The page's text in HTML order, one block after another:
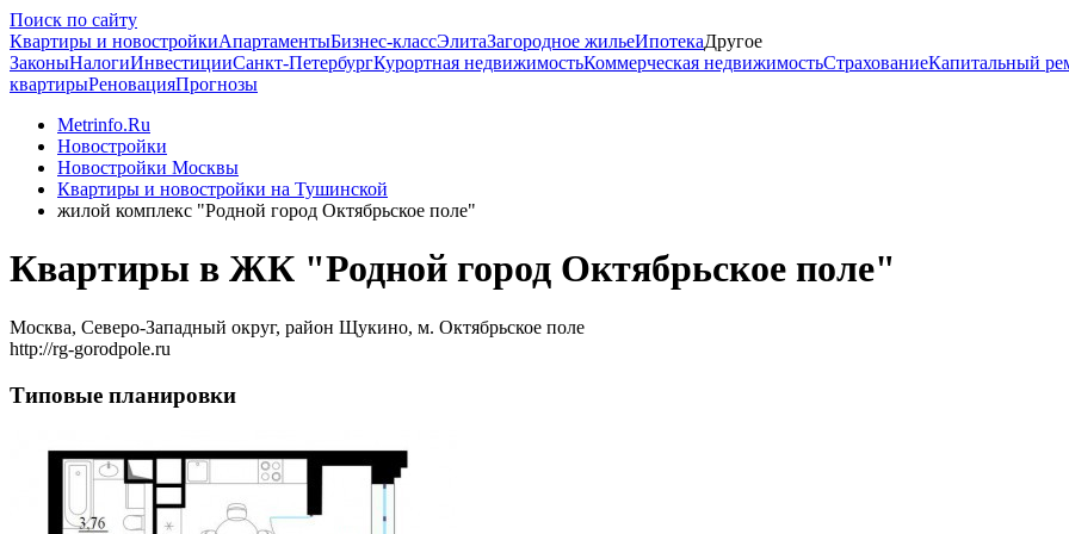
Поиск по сайту
Квартиры и новостройкиАпартаментыБизнес-классЭлитаЗагородное жильеИпотекаДругое
ЗаконыНалогиИнвестицииСанкт-ПетербургКурортная недвижимостьКоммерческая недвижимостьСтрахованиеКапитальный
квартирыРеновацияПрогнозы
Metrinfo.Ru
Новостройки
Новостройки Москвы
Квартиры и новостройки на Тушинской
жилой комплекс "Родной город Октябрьское поле"
Квартиры в ЖК "Родной город Октябрьское поле"
Москва, Северо-Западный округ, район Щукино, м. Октябрьское поле
http://rg-gorodpole.ru
Типовые планировки